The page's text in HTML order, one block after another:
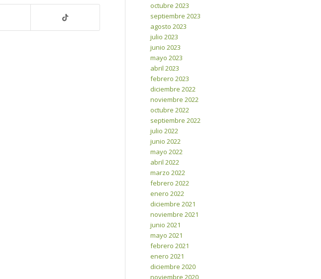
octubre 2023
septiembre 2023
agosto 2023
julio 2023
junio 2023
mayo 2023
abril 2023
febrero 2023
diciembre 2022
noviembre 2022
octubre 2022
septiembre 2022
julio 2022
junio 2022
mayo 2022
abril 2022
marzo 2022
febrero 2022
enero 2022
diciembre 2021
noviembre 2021
junio 2021
mayo 2021
febrero 2021
enero 2021
diciembre 2020
noviembre 2020